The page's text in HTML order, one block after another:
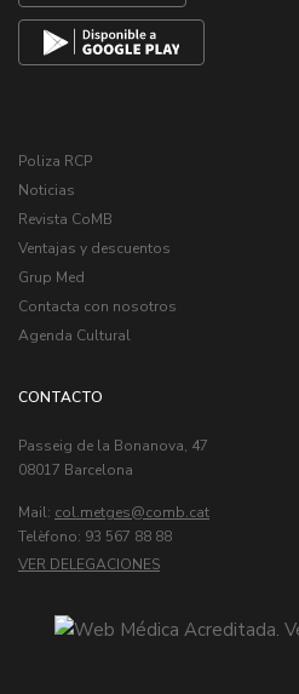
Poliza RCP
Noticias
Revista CoMB
Ventajas y descuentos
Grup Med
Contacta con nosotros
Agenda Cultural
CONTACTO
Passeig de la Bonanova, 47
08017 Barcelona
Mail: col.metges
Telèfono: 93 567 88 88
VER DELEGACIONES